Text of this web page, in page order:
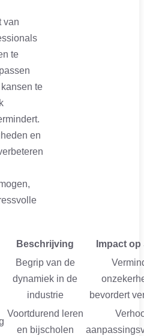
van
te
te
en
Beschrijving Impact
Begrip van de
dynamiek in de
industrie
bevordert
Voortdurend leren
en bijscholen